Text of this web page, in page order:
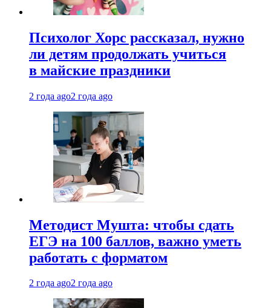
Психолог Хорс рассказал, нужно
ли детям продолжать учиться
в майские праздники
2 года ago2 года ago
Методист Мушта: чтобы сдать
ЕГЭ на 100 баллов, важно уметь
работать с форматом
2 года ago2 года ago